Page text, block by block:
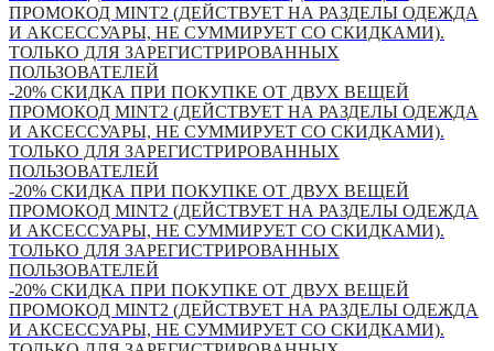
ПРОМОКОД MINT2 (ДЕЙСТВУЕТ НА РАЗДЕЛЫ ОДЕЖДА
И АКСЕССУАРЫ, НЕ СУММИРУЕТ СО СКИДКАМИ).
ТОЛЬКО ДЛЯ ЗАРЕГИСТРИРОВАННЫХ
ПОЛЬЗОВАТЕЛЕЙ
-20% СКИДКА ПРИ ПОКУПКЕ ОТ ДВУХ ВЕЩЕЙ
ПРОМОКОД MINT2 (ДЕЙСТВУЕТ НА РАЗДЕЛЫ ОДЕЖДА
И АКСЕССУАРЫ, НЕ СУММИРУЕТ СО СКИДКАМИ).
ТОЛЬКО ДЛЯ ЗАРЕГИСТРИРОВАННЫХ
ПОЛЬЗОВАТЕЛЕЙ
-20% СКИДКА ПРИ ПОКУПКЕ ОТ ДВУХ ВЕЩЕЙ
ПРОМОКОД MINT2 (ДЕЙСТВУЕТ НА РАЗДЕЛЫ ОДЕЖДА
И АКСЕССУАРЫ, НЕ СУММИРУЕТ СО СКИДКАМИ).
ТОЛЬКО ДЛЯ ЗАРЕГИСТРИРОВАННЫХ
ПОЛЬЗОВАТЕЛЕЙ
-20% СКИДКА ПРИ ПОКУПКЕ ОТ ДВУХ ВЕЩЕЙ
ПРОМОКОД MINT2 (ДЕЙСТВУЕТ НА РАЗДЕЛЫ ОДЕЖДА
И АКСЕССУАРЫ, НЕ СУММИРУЕТ СО СКИДКАМИ).